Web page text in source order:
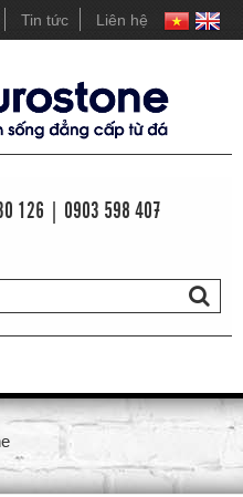
Tin tức Liên hệ
126 | 0903 598 407